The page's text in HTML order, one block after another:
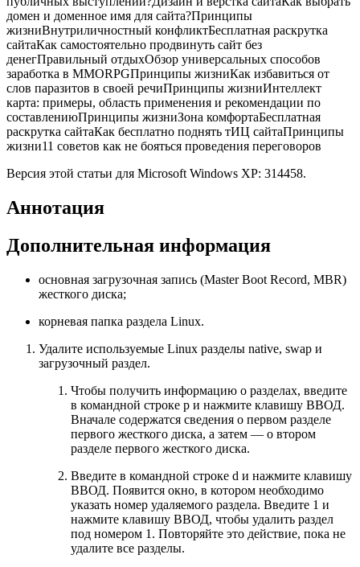
домен и доменное имя для сайта?Принципы
жизниВнутриличностный конфликтБесплатная раскрутка
сайтаКак самостоятельно продвинуть сайт без
денегПравильный отдыхОбзор универсальных способов
заработка в MMORPGПринципы жизниКак избавиться от
слов паразитов в своей речиПринципы жизниИнтеллект
карта: примеры, область применения и рекомендации по
составлениюПринципы жизниЗона комфортаБесплатная
раскрутка сайтаКак бесплатно поднять тИЦ сайтаПринципы
жизни11 советов как не бояться проведения переговоров
Версия этой статьи для Microsoft Windows XP: 314458.
Аннотация
Дополнительная информация
основная загрузочная запись (Master Boot Record, MBR)
жесткого диска;
корневая папка раздела Linux.
Удалите используемые Linux разделы native, swap и
загрузочный раздел.
Чтобы получить информацию о разделах, введите
в командной строке p и нажмите клавишу ВВОД.
Вначале содержатся сведения о первом разделе
первого жесткого диска, а затем — о втором
разделе первого жесткого диска.
Введите в командной строке d и нажмите клавишу
ВВОД. Появится окно, в котором необходимо
указать номер удаляемого раздела. Введите 1 и
нажмите клавишу ВВОД, чтобы удалить раздел
под номером 1. Повторяйте это действие, пока не
удалите все разделы.